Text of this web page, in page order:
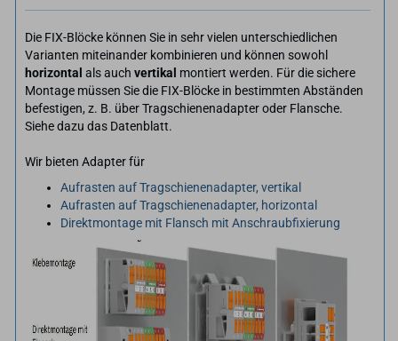
Die FIX-Blöcke können Sie in sehr vielen unterschiedlichen
Varianten miteinander kombinieren und können sowohl
horizontal als auch vertikal montiert werden. Für die sichere
Montage müssen Sie die FIX-Blöcke in bestimmten Abständen
befestigen, z. B. über Tragschienenadapter oder Flansche.
Siehe dazu das Datenblatt.
Wir bieten Adapter für
Aufrasten auf Tragschienenadapter, vertikal
Aufrasten auf Tragschienenadapter, horizontal
Direktmontage mit Flansch mit Anschraubfixierung